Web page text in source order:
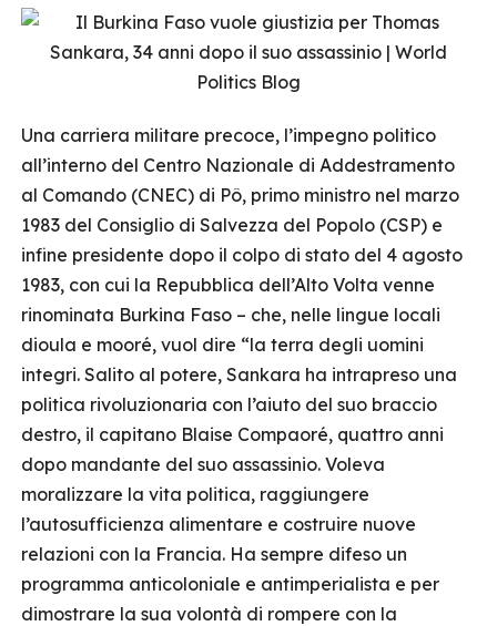
Una carriera militare precoce, l’impegno politico
all’interno del Centro Nazionale di Addestramento
al Comando (CNEC) di Pô, primo ministro nel marzo
1983 del Consiglio di Salvezza del Popolo (CSP) e
infine presidente dopo il colpo di stato del 4 agosto
1983, con cui la Repubblica dell’Alto Volta venne
rinominata Burkina Faso – che, nelle lingue locali
dioula e mooré, vuol dire “la terra degli uomini
integri. Salito al potere, Sankara ha intrapreso una
politica rivoluzionaria con l’aiuto del suo braccio
destro, il capitano Blaise Compaoré, quattro anni
dopo mandante del suo assassinio. Voleva
moralizzare la vita politica, raggiungere
l’autosufficienza alimentare e costruire nuove
relazioni con la Francia. Ha sempre difeso un
programma anticoloniale e antimperialista e per
dimostrare la sua volontà di rompere con la